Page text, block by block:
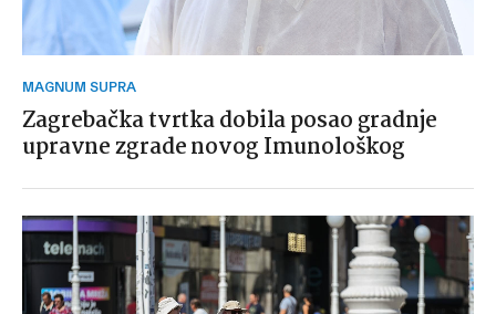
MAGNUM SUPRA
Zagrebačka tvrtka dobila posao gradnje
upravne zgrade novog Imunološkog